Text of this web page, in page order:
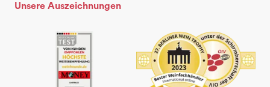
Unsere Auszeichnungen